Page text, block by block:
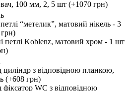
100 мм, 2, 5 шт (+1070 грн)
“метелик”, матовий нікель - 3
петлі Koblenz, матовий хром - 1 шт
циліндр з відповідною планкою,
(+608 грн)
фіксатор WC з відповідною